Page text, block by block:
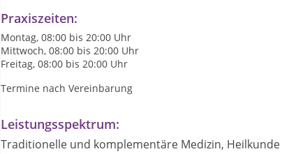
Praxiszeiten:
Montag, 08:00 bis 20:00 Uhr
Mittwoch, 08:00 bis 20:00 Uhr
Freitag, 08:00 bis 20:00 Uhr
Termine nach Vereinbarung
Leistungsspektrum:
Traditionelle und komplementäre Medizin, Heilkunde